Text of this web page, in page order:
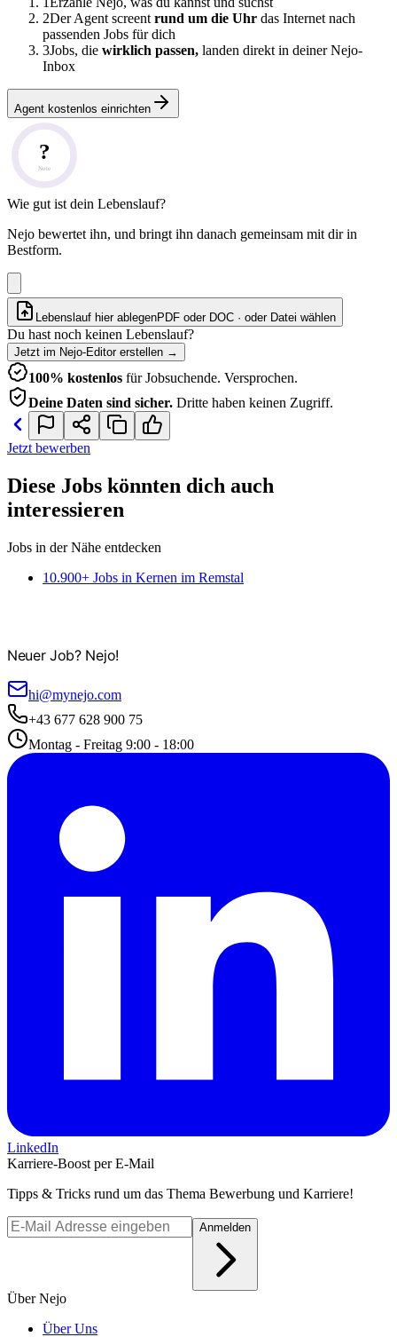
2Der Agent screent rund um die Uhr das Internet nach
passenden Jobs für dich
3Jobs, die wirklich passen, landen direkt in deiner Nejo-
Inbox
Agent kostenlos einrichten
?
Note
Wie gut ist dein Lebenslauf?
Nejo bewertet ihn, und bringt ihn danach gemeinsam mit dir in
Bestform.
Lebenslauf hier ablegenPDF oder DOC · oder Datei wählen
Du hast noch keinen Lebenslauf?
Jetzt im Nejo-Editor erstellen →
100% kostenlos für Jobsuchende. Versprochen.
Deine Daten sind sicher. Dritte haben keinen Zugriff.
Jetzt bewerben
Diese Jobs könnten dich auch
interessieren
Jobs in der Nähe entdecken
10.900+ Jobs in Kernen im Remstal
Neuer Job? Nejo!
hi@mynejo.com
+43 677 628 900 75
Montag - Freitag 9:00 - 18:00
LinkedIn
Karriere-Boost per E-Mail
Tipps & Tricks rund um das Thema Bewerbung und Karriere!
Anmelden
Über Nejo
Über Uns